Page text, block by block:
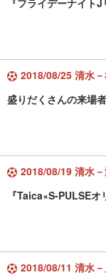
『フライデーナイト
2018/08/25 清水
盛りだくさんの来場
2018/08/19 清水
『Taica×S-PULSE
2018/08/11 清水－